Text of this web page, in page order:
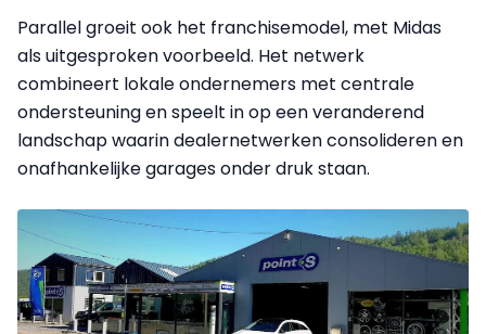
Parallel groeit ook het franchisemodel, met Midas
als uitgesproken voorbeeld. Het netwerk
combineert lokale ondernemers met centrale
ondersteuning en speelt in op een veranderend
landschap waarin dealernetwerken consolideren en
onafhankelijke garages onder druk staan.